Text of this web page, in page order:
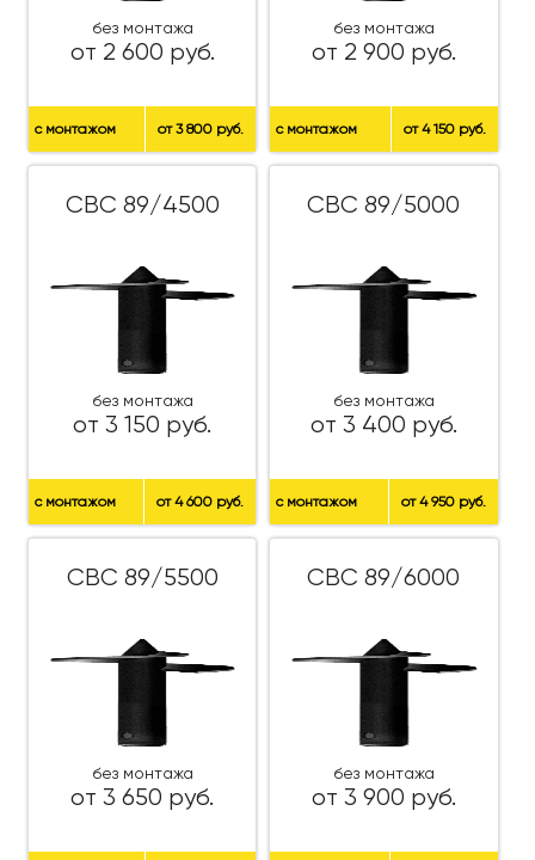
без монтажа
от 2 600 руб.
с монтажом от 3 800 руб.
без монтажа
от 2 900 руб.
с монтажом от 4 150 руб.
СВС 89/4500
без монтажа
от 3 150 руб.
с монтажом от 4 600 руб.
СВС 89/5000
без монтажа
от 3 400 руб.
с монтажом от 4 950 руб.
СВС 89/5500
без монтажа
от 3 650 руб.
СВС 89/6000
без монтажа
от 3 900 руб.